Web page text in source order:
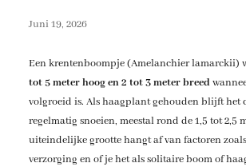
Juni 19, 2026
Een krentenboompje (Amelanchier lamarckii)
tot 5 meter hoog en 2 tot 3 meter breed
volgroeid is. Als haagplant gehouden blijft het
regelmatig snoeien, meestal rond de 1,5 tot 2,5
uiteindelijke grootte hangt af van factoren
verzorging en of je het als solitaire boom of